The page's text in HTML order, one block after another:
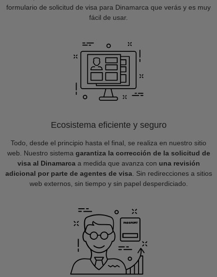
formulario de solicitud de visa para Dinamarca que verás y es muy
fácil de usar.
Ecosistema eficiente y seguro
Todo, desde el principio hasta el final, se realiza en nuestro sitio
web. Nuestro sistema garantiza la corrección de la solicitud de
visa al Dinamarcaa medida que avanza con una revisión
adicional por parte de agentes de visa. Sin redirecciones a sitios
web externos, sin tiempo y sin papel desperdiciado.